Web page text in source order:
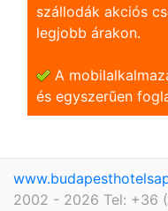
szállodák akciós
legjobb árakon.
A
és egyszerũen
2002 - 2026 Tel: +36